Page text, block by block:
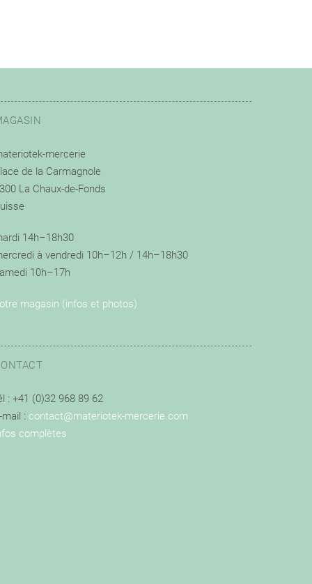
mercerie
de la Carmagnole
La Chaux-de-Fonds
14h–18h30
à vendredi 10h–12h / 14h–18h30
10h–17h
magasin (infos et photos)
: +41 (0)32 968 89 62
mail : contact@materiotek-mercerie.com
complètes